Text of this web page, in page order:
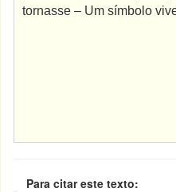
tornasse – Um símbolo
Para citar este texto: